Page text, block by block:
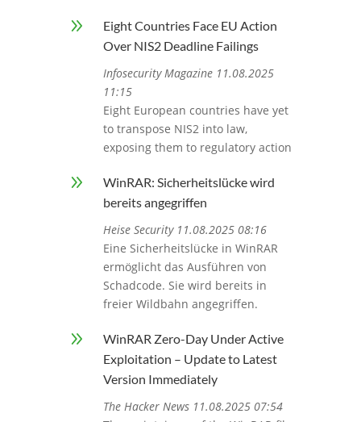
9
Eight Countries Face EU Action
Over NIS2 Deadline Failings
Infosecurity Magazine 11.08.2025
11:15
Eight European countries have yet
to transpose NIS2 into law,
exposing them to regulatory action
9
WinRAR: Sicherheitslücke wird
bereits angegriffen
Heise Security 11.08.2025 08:16
Eine Sicherheitslücke in WinRAR
ermöglicht das Ausführen von
Schadcode. Sie wird bereits in
freier Wildbahn angegriffen.
9
WinRAR Zero-Day Under Active
Exploitation – Update to Latest
Version Immediately
The Hacker News 11.08.2025 07:54